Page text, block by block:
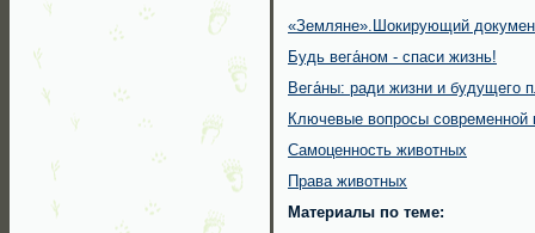
«Земляне».Шокирующий
Будь вега́ном - спаси жизнь!
Вега́ны: ради жизни и будущего
Ключевые вопросы современной
Самоценность животных
Права животных
Материалы по теме: